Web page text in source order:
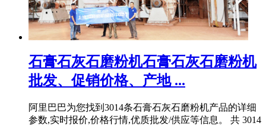
石膏石灰石磨粉机石膏石灰石磨粉机
批发、促销价格、产地 ...
阿里巴巴为您找到3014条石膏石灰石磨粉机产品的详细
参数,实时报价,价格行情,优质批发/供应等信息。 共 3014